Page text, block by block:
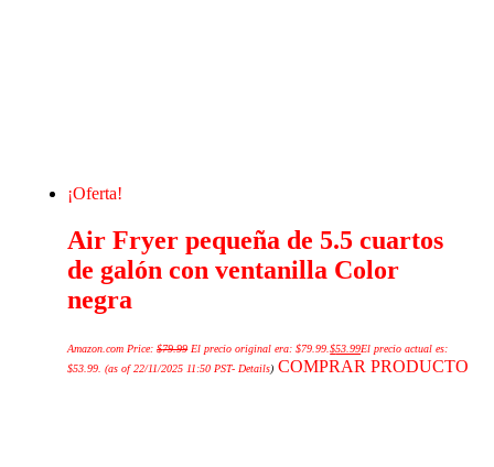
¡Oferta!
Air Fryer pequeña de 5.5 cuartos
de galón con ventanilla Color
negra
Amazon.com Price:$79.99 El precio original era: $79.99.$53.99El precio actual es:
$53.99. (as of 22/11/2025 11:50 PST- Details) COMPRAR PRODUCTO